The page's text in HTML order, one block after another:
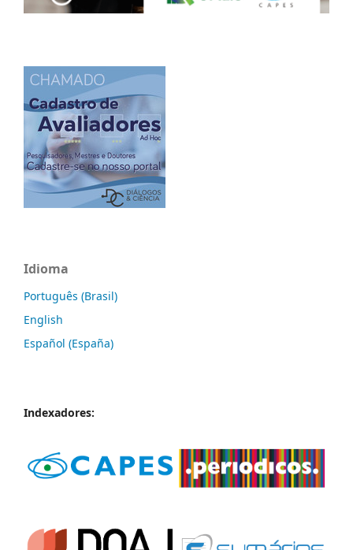
Idioma
Português (Brasil)
English
Español (España)
Indexadores: